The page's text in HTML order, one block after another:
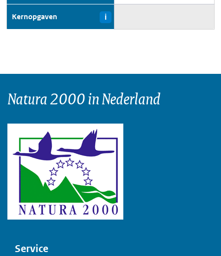
Kernopgaven i
Natura 2000 in Nederland
Voet
Service